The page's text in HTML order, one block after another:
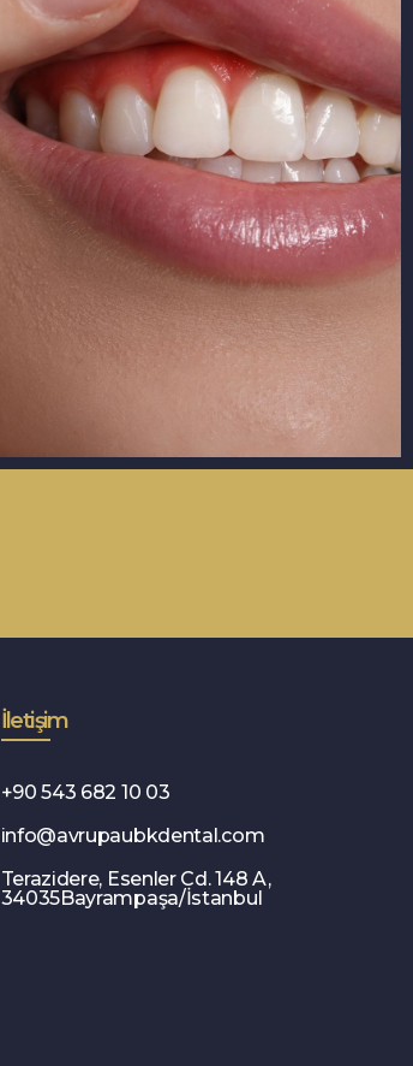
İletişim
+90 543 682 10 03
info@avrupaubkdental.com
Terazidere, Esenler Cd. 148 A,
34035Bayrampaşa/İstanbul